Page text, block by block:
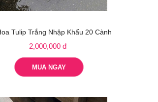
Tulip Trắng Nhập Khẩu 20 Cành
2,000,000 đ
MUA NGAY